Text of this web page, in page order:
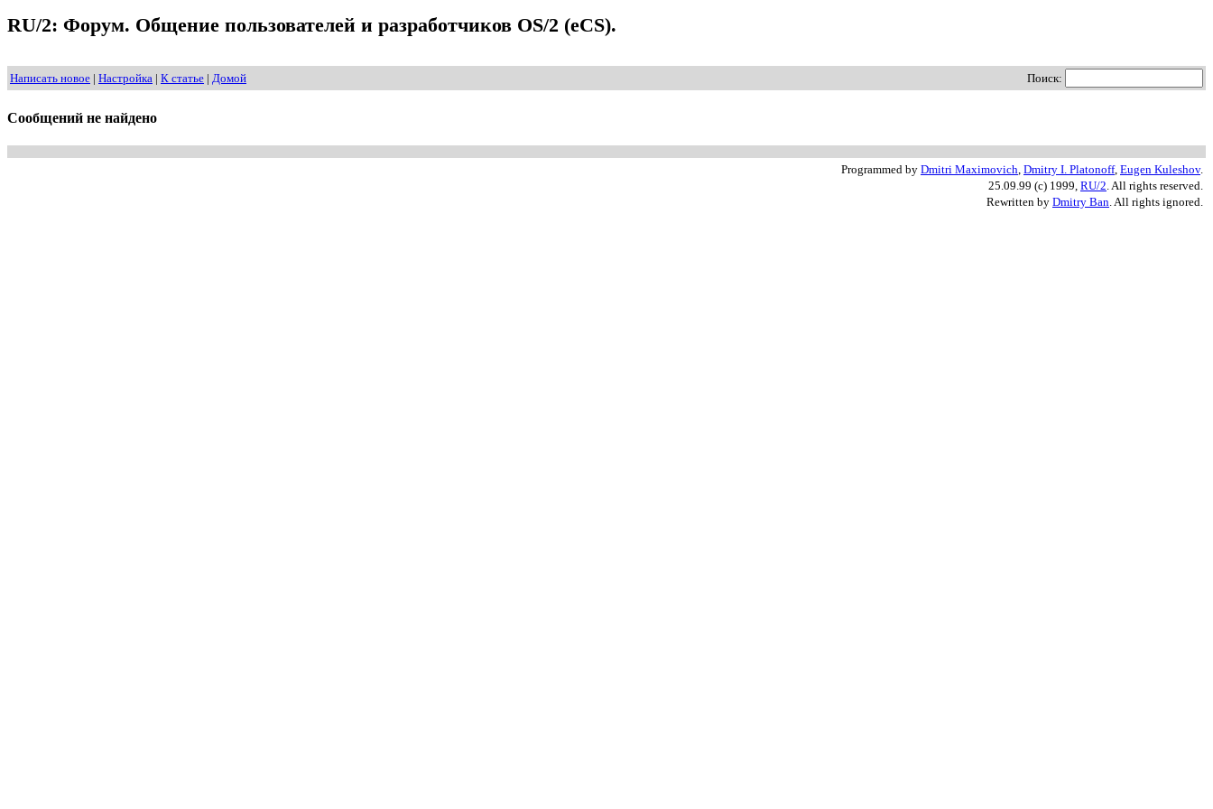
RU/2: Форум. Общение пользователей и разработчиков OS/2 (eCS).
Написать новое | Настройка | К статье | Домой Поиск:
Сообщений не найдено
Programmed by Dmitri Maximovich, Dmitry I. Platonoff, Eugen Kuleshov.
25.09.99 (c) 1999, RU/2. All rights reserved.
Rewritten by Dmitry Ban. All rights ignored.